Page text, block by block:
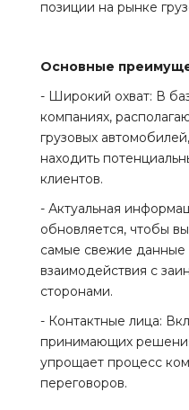
позиции на рынке
Основные
- Широкий охват: В
компаниях,
грузовых
находить
клиентов.
- Актуальная
обновляется, чтобы
самые свежие данные
взаимодействия с
сторонами.
- Контактные лица:
принимающих
упрощает процесс
переговоров.